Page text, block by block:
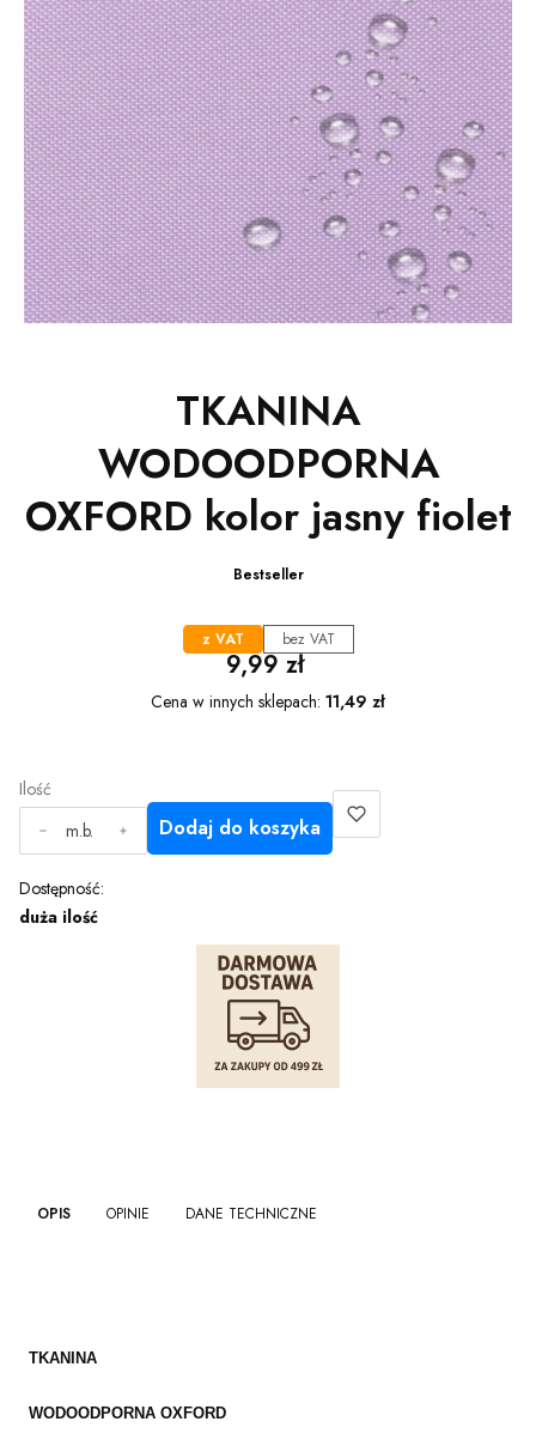
TKANINA
WODOODPORNA
OXFORD kolor jasny fiolet
Bestseller
z VAT bez VAT
Cena
9,99 zł
Cena w innych sklepach: 11,49 zł
Ilość
m.b.
Dodaj do koszyka
Dostępność:
duża ilość
OPIS OPINIE DANE TECHNICZNE
TKANINA
WODOODPORNA OXFORD